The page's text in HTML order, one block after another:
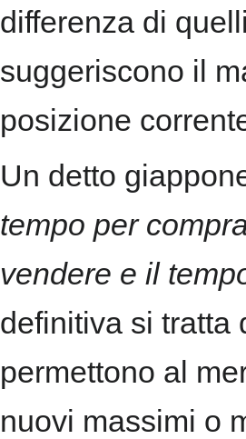
differenza di
suggeriscono il
posizione
Un detto
tempo per
vendere e il
definitiva si tratta
permettono al
nuovi massimi o